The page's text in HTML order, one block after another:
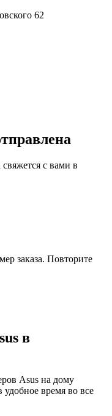
62
с вами в
заказа. Повторите
в
Asus на дому
время во все